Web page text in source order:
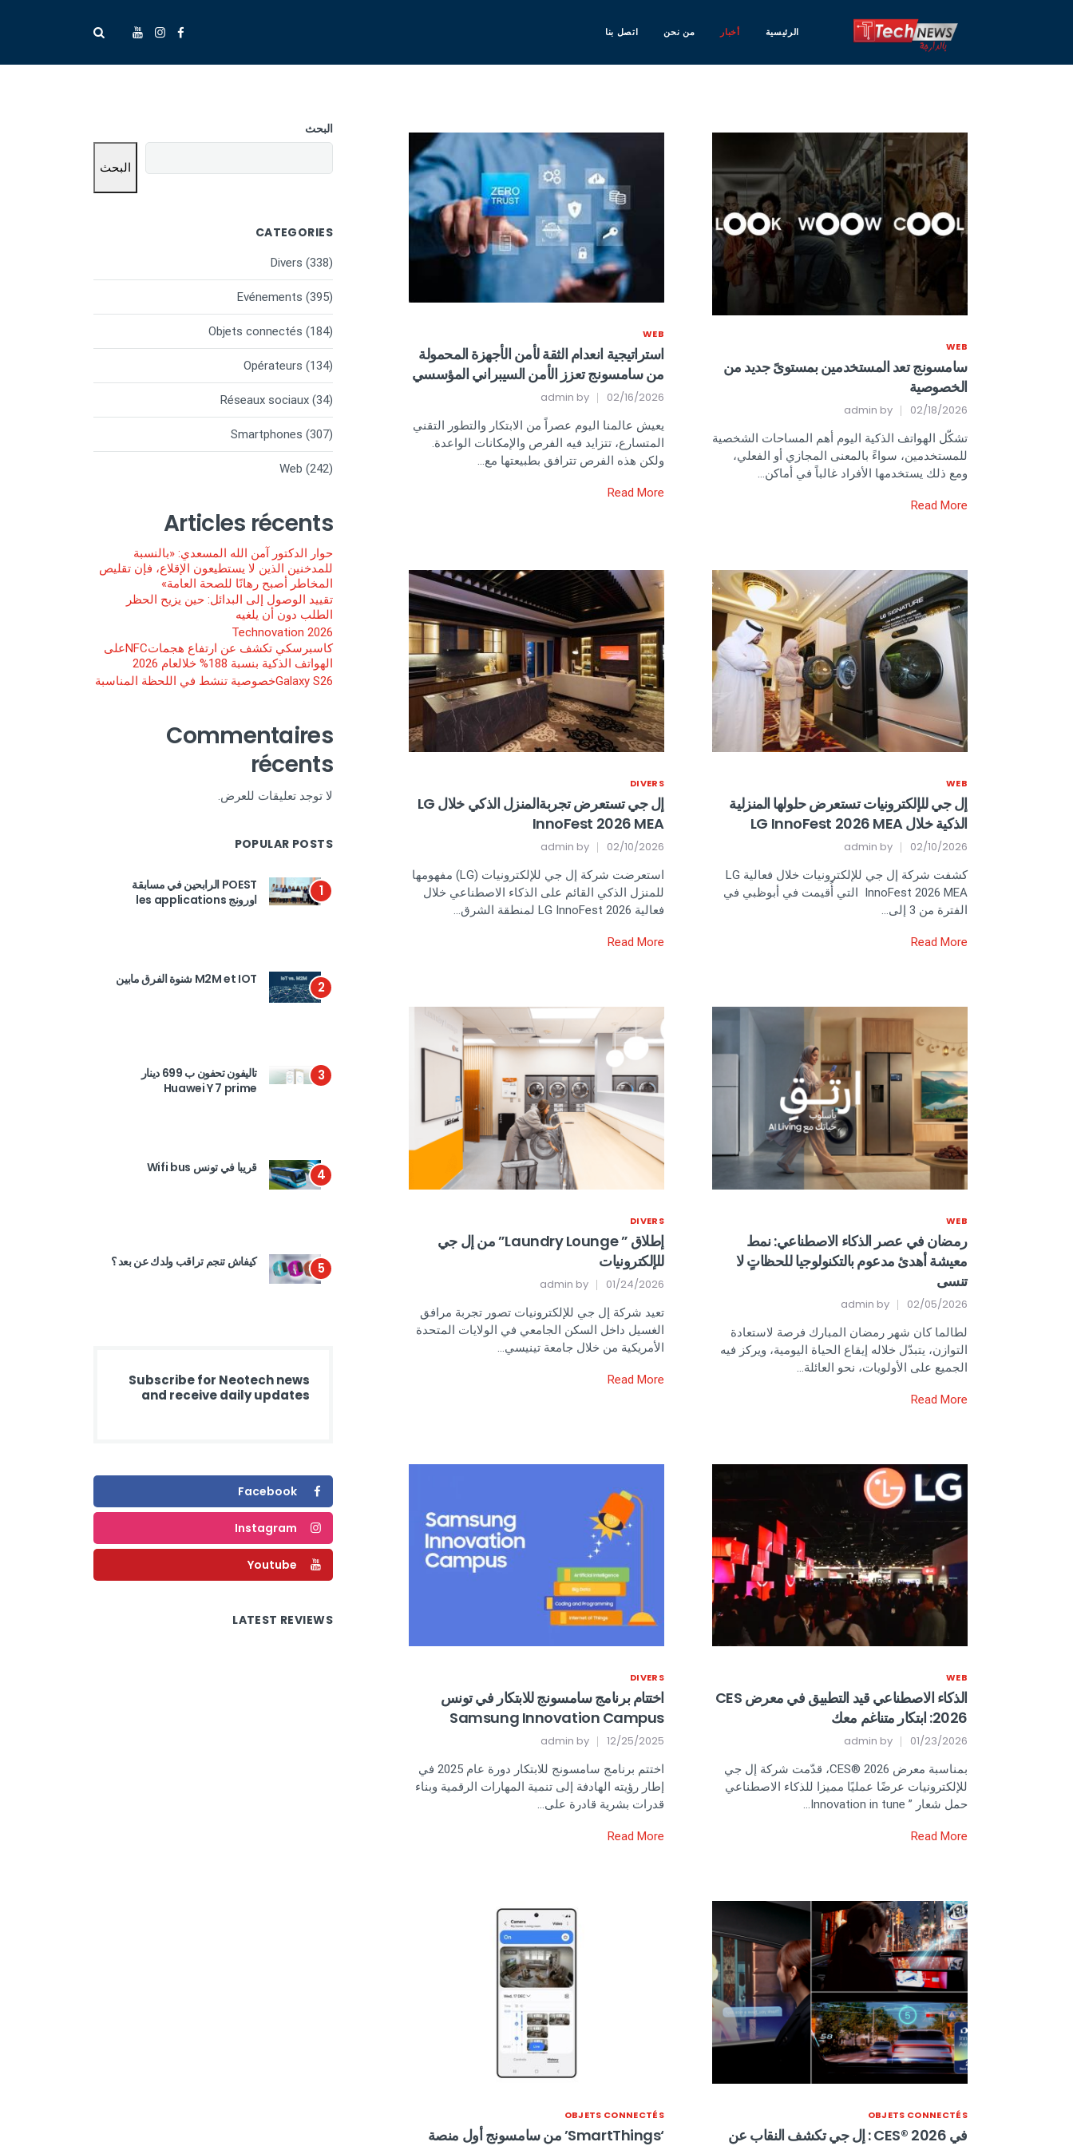
الرئيسية أخبار من نحن اتصل بنا
WEB
سامسونج تعد المستخدمين بمستوىً جديد من
الخصوصية
02/18/2026
admin
تشكّل الهواتف الذكية اليوم أهم المساحات الشخصية
للمستخدمين، سواءً بالمعنى المجازي أو الفعلي،
ومع ذلك يستخدمها الأفراد غالباً في أماكن…
Read More
WEB
استراتيجية انعدام الثقة لأمن الأجهزة المحمولة
من سامسونج تعزز الأمن السيبراني المؤسسي
02/16/2026
admin
يعيش عالمنا اليوم عصراً من الابتكار والتطور التقني
المتسارع، تتزايد فيه الفرص والإمكانات الواعدة.
ولكن هذه الفرص تترافق بطبيعتها مع…
Read More
WEB
إل جي للإلكترونيات تستعرض حلولها المنزلية
الذكية خلال LG InnoFest 2026 MEA
02/10/2026
admin
كشفت شركة إل جي للإلكترونيات خلال فعالية LG
InnoFest 2026 MEA التي أُقيمت في أبوظبي في
الفترة من 3 إلى…
Read More
DIVERS
إل جي تستعرض تجربةالمنزل الذكي خلال LG
InnoFest 2026 MEA
02/10/2026
admin
استعرضت شركة إل جي للإلكترونيات (LG) مفهومها
للمنزل الذكي القائم على الذكاء الاصطناعي خلال
فعالية LG InnoFest 2026 لمنطقة الشرق…
Read More
WEB
رمضان في عصر الذكاء الاصطناعي: نمط
معيشة أهدئ مدعوم بالتكنولوجيا للحظاتٍ لا
تنسى
02/05/2026
admin
لطالما كان شهر رمضان المبارك فرصة لاستعادة
التوازن، يتبدّل خلاله إيقاع الحياة اليومية، ويركز فيه
الجميع على الأولويات، نحو العائلة…
Read More
DIVERS
إطلاق ” Laundry Lounge” من إل جي
للإلكترونيات
01/24/2026
admin
تعيد شركة إل جي للإلكترونيات تصور تجربة مرافق
الغسيل داخل السكن الجامعي في الولايات المتحدة
الأمريكية من خلال جامعة تينيسي…
Read More
WEB
الذكاء الاصطناعي قيد التطبيق في معرض CES
2026: ابتكار متناغم معك
01/23/2026
admin
بمناسبة معرض CES® 2026، قدّمت شركة إل جي
للإلكترونيات عرضًا عمليًا مميزا للذكاء الاصطناعي
حمل شعار ” Innovation in tune…
Read More
DIVERS
اختتام برنامج سامسونج للابتكار في تونس
Samsung Innovation Campus
12/25/2025
admin
اختتم برنامج سامسونج للابتكار دورة عام 2025 في
إطار رؤيته الهادفة إلى تنمية المهارات الرقمية وبناء
قدرات بشرية قادرة على…
Read More
OBJETS CONNECTÉS
في CES® 2026 : إل جي تكشف النقاب عن
OBJETS CONNECTÉS
‘SmartThings’ من سامسونج أول منصة
البحث
البحث
CATEGORIES
Divers (338)
Evénements (395)
Objets connectés (184)
Opérateurs (134)
Réseaux sociaux (34)
Smartphones (307)
Web (242)
Articles récents
حوار الدكتور آمن الله المسعدي: «بالنسبة
للمدخنين الذين لا يستطيعون الإقلاع، فإن تقليص
المخاطر أصبح رهانًا للصحة العامة»
تقييد الوصول إلى البدائل: حين يزيح الحظر
الطلب دون أن يلغيه
Technovation 2026
كاسبرسكي تكشف عن ارتفاع هجماتNFCعلى
الهواتف الذكية بنسبة 188% خلالعام 2026
Galaxy S26خصوصية تنشط في اللحظة المناسبة
Commentaires
récents
لا توجد تعليقات للعرض.
POPULAR POSTS
1
POEST الرابحين في مسابقة
اورونج les applications
2 M2M et IOT شنوة الفرق مابين
3
تاليفون تحفون ب 699 دينار
Huawei Y 7 prime
4 قريبا في تونس Wifi bus
5 كيفاش تنجم تراقب ولدك عن بعد ؟
Subscribe for Neotech news
and receive daily updates
Facebook
Instagram
Youtube
LATEST REVIEWS